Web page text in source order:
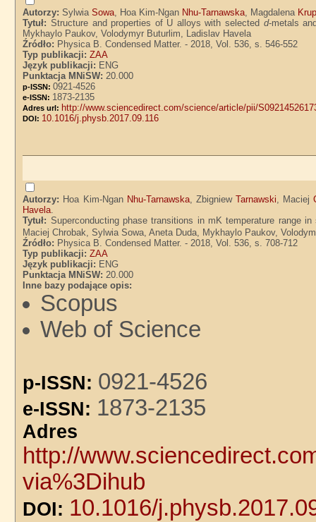
Autorzy:SylwiaSowa , Hoa Kim-Ngan Nhu-Tarnawska , Magdalena
Tytuł: Structure and properties of U alloys with selected d-metals
Mykhaylo Paukov, Volodymyr Buturlim, Ladislav Havela
Źródło: Physica B. Condensed Matter. - 2018, Vol. 536, s. 546-552
Typ publikacji:ZAA
Język publikacji: ENG
Punktacja MNiSW: 20.000
p-ISSN:0921-4526
e-ISSN: 1873-2135
Adres url: http://www.sciencedirect.com/science/article/pii/
DOI: 10.1016/j.physb.2017.09.116
Autorzy: Hoa Kim-Ngan Nhu-Tarnawska, ZbigniewTarnawski , Maciej
Havela
Tytuł: Superconducting phase transitions in mK temperature range in
Maciej Chrobak, Sylwia Sowa, Aneta Duda, Mykhaylo Paukov,
Źródło: Physica B. Condensed Matter. - 2018, Vol. 536, s. 708-712
Typ publikacji:ZAA
Język publikacji: ENG
Punktacja MNiSW:20.000
Inne bazy podające opis:
Scopus
Web of Science
p-ISSN: 0921-4526
e-ISSN: 1873-2135
http://
via%3Dihub
DOI: 10.1016/